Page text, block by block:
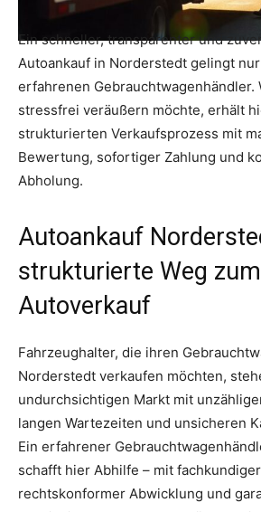
Ein schneller, transparenter und
Autoankauf in Norderstedt gelingt
erfahrenen Gebrauchtwagenhändler.
stressfrei veräußern möchte, erhält
strukturierten Verkaufsprozess mit
Bewertung, sofortiger Zahlung und
Abholung.
Autoankauf
strukturierte Weg zum
Autoverkauf
Fahrzeughalter, die ihren
Norderstedt verkaufen möchten,
undurchsichtigen Markt mit
langen Wartezeiten und unsicheren
Ein erfahrener
schafft hier Abhilfe – mit
rechtskonformer Abwicklung und